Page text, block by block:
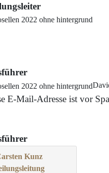
E-Mail-Adresse ist vor